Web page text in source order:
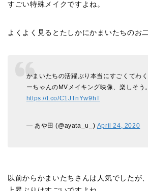
すごい特殊メイクですよね。
よくよく見るとたしかにかまいたちのお
かまいたちの活躍ぶり本当にすごくてわ
ーちゃんのMVメイキング映像、楽しそう。
https://t.co/C1JTnYw9hT
— あや田 (@ayata_u_) April 24, 2020
以前からかまいたちさんは人気でしたが